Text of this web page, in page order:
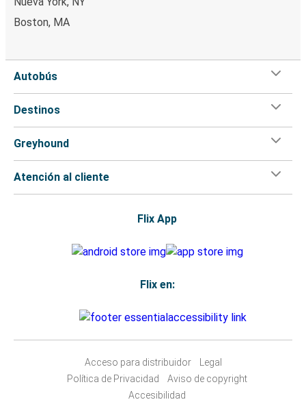
Boston, MA
Autobús
Destinos
Greyhound
Atención al cliente
Flix App
Flix en:
Acceso para distribuidor
Legal
Política de Privacidad
Aviso de copyright
Accesibilidad